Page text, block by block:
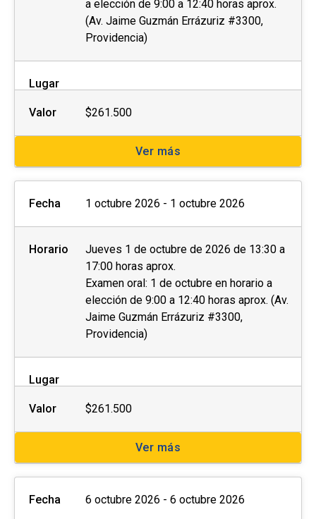
a elección de 9:00 a 12:40 horas aprox.
(Av. Jaime Guzmán Errázuriz #3300,
Providencia)
Lugar
Valor $261.500
Ver más
Fecha 1 octubre 2026 - 1 octubre 2026
Horario
Jueves 1 de octubre de 2026 de 13:30 a
17:00 horas aprox.
Examen oral: 1 de octubre en horario a
elección de 9:00 a 12:40 horas aprox. (Av.
Jaime Guzmán Errázuriz #3300,
Providencia)
Lugar
Valor $261.500
Ver más
Fecha 6 octubre 2026 - 6 octubre 2026